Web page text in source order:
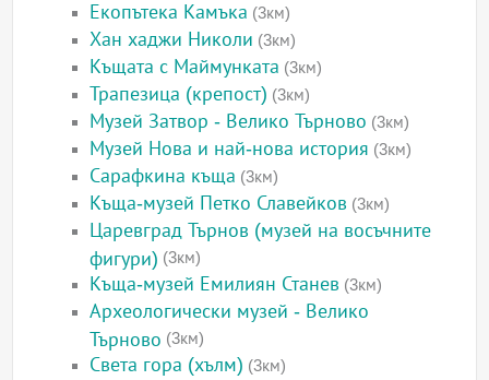
Екопътека Камъка (3км)
Хан хаджи Николи (3км)
Къщата с Маймунката (3км)
Трапезица (крепост) (3км)
Музей Затвор - Велико Търново (3км)
Музей Нова и най-нова история (3км)
Сарафкина къща (3км)
Къща-музей Петко Славейков (3км)
Царевград Търнов (музей на восъчните
фигури) (3км)
Къща-музей Емилиян Станев (3км)
Археологически музей - Велико
Търново (3км)
Света гора (хълм) (3км)